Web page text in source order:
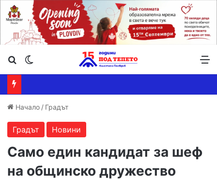
Търсене ...
Начало / Градът
Градът Новини
Само един кандидат за шеф
на общинско дружество